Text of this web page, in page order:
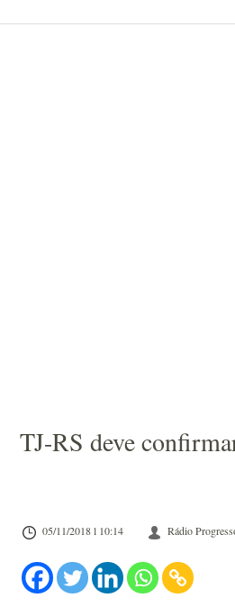
TJ-RS deve
05/11/2018 l 10:14 Rádio